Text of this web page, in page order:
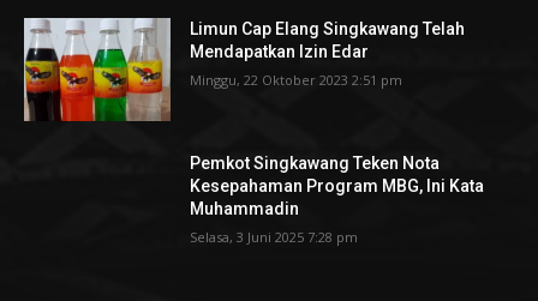
Limun Cap Elang Singkawang Telah
Mendapatkan Izin Edar
Minggu, 22 Oktober 2023 2:51 pm
Pemkot Singkawang Teken Nota
Kesepahaman Program MBG, Ini Kata
Muhammadin
Selasa, 3 Juni 2025 7:28 pm